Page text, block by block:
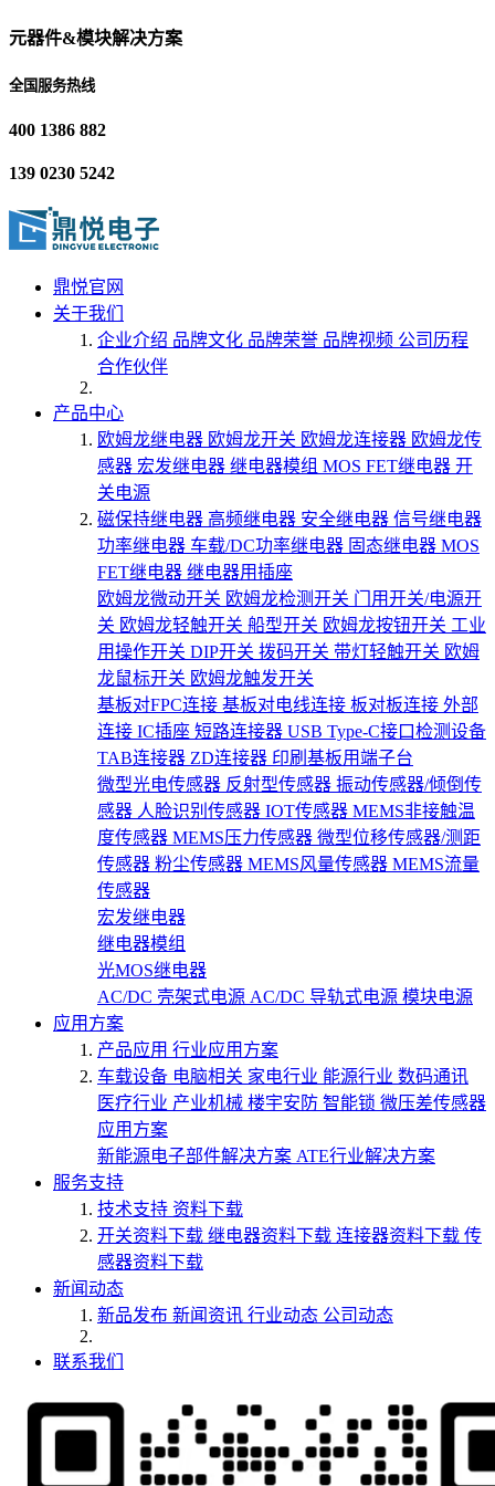
元器件&模块解决方案
全国服务热线
400 1386 882
139 0230 5242
鼎悦官网
关于我们
企业介绍 品牌文化 品牌荣誉 品牌视频 公司历程
合作伙伴
产品中心
欧姆龙继电器 欧姆龙开关 欧姆龙连接器 欧姆龙传
感器 宏发继电器 继电器模组 MOS FET继电器 开
关电源
磁保持继电器 高频继电器 安全继电器 信号继电器
功率继电器 车载/DC功率继电器 固态继电器 MOS
FET继电器 继电器用插座
欧姆龙微动开关 欧姆龙检测开关 门用开关/电源开
关 欧姆龙轻触开关 船型开关 欧姆龙按钮开关 工业
用操作开关 DIP开关 拨码开关 带灯轻触开关 欧姆
龙鼠标开关 欧姆龙触发开关
基板对FPC连接 基板对电线连接 板对板连接 外部
连接 IC插座 短路连接器 USB Type-C接口检测设备
TAB连接器 ZD连接器 印刷基板用端子台
微型光电传感器 反射型传感器 振动传感器/倾倒传
感器 人脸识别传感器 IOT传感器 MEMS非接触温
度传感器 MEMS压力传感器 微型位移传感器/测距
传感器 粉尘传感器 MEMS风量传感器 MEMS流量
传感器
宏发继电器
继电器模组
光MOS继电器
AC/DC 壳架式电源 AC/DC 导轨式电源 模块电源
应用方案
产品应用 行业应用方案
车载设备 电脑相关 家电行业 能源行业 数码通讯
医疗行业 产业机械 楼宇安防 智能锁 微压差传感器
应用方案
新能源电子部件解决方案 ATE行业解决方案
服务支持
技术支持 资料下载
开关资料下载 继电器资料下载 连接器资料下载 传
感器资料下载
新闻动态
新品发布 新闻资讯 行业动态 公司动态
联系我们